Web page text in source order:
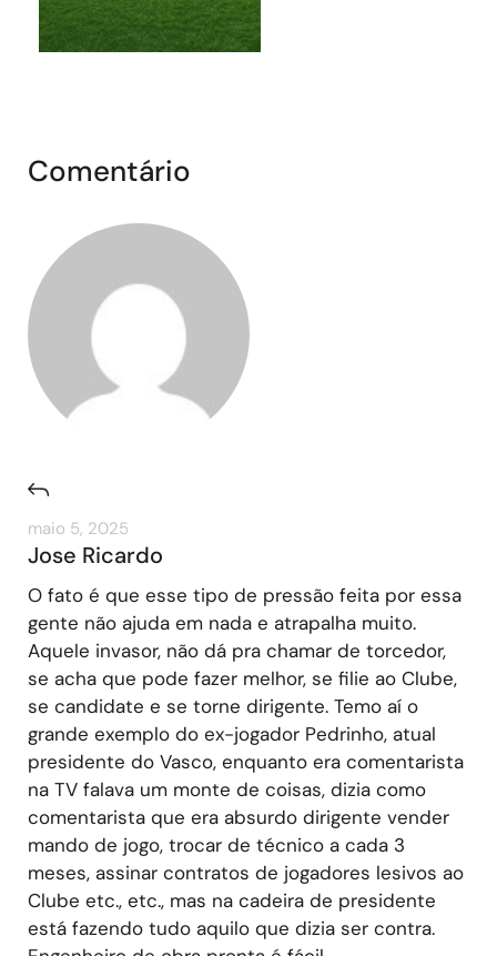
Comentário
maio 5, 2025
Jose Ricardo
O fato é que esse tipo de pressão feita por essa
gente não ajuda em nada e atrapalha muito.
Aquele invasor, não dá pra chamar de torcedor,
se acha que pode fazer melhor, se filie ao Clube,
se candidate e se torne dirigente. Temo aí o
grande exemplo do ex-jogador Pedrinho, atual
presidente do Vasco, enquanto era comentarista
na TV falava um monte de coisas, dizia como
comentarista que era absurdo dirigente vender
mando de jogo, trocar de técnico a cada 3
meses, assinar contratos de jogadores lesivos ao
Clube etc., etc., mas na cadeira de presidente
está fazendo tudo aquilo que dizia ser contra.